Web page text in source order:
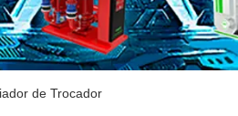
de Trocador